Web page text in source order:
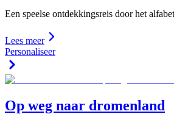
Een speelse ontdekkingsreis door het alfabet
Lees meer
Personaliseer
Op weg naar dromenland